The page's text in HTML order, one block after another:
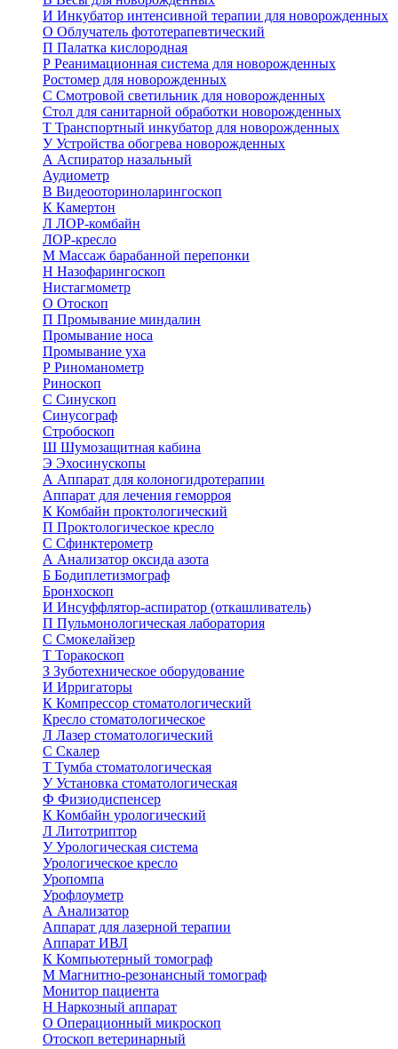
И Инкубатор интенсивной терапии для новорожденных
О Облучатель фототерапевтический
П Палатка кислородная
Р Реанимационная система для новорожденных
Ростомер для новорожденных
С Смотровой светильник для новорожденных
Стол для санитарной обработки новорожденных
Т Транспортный инкубатор для новорожденных
УУстройства обогрева новорожденных
А Аспиратор назальный
Аудиометр
В Видеооториноларингоскоп
К Камертон
Л ЛОР-комбайн
ЛОР-кресло
М Массаж барабанной перепонки
Н Назофарингоскоп
Нистагмометр
О Отоскоп
П Промывание миндалин
Промывание носа
Промывание уха
Р Риноманометр
Риноскоп
С Синускоп
Синусограф
Стробоскоп
Ш Шумозащитная кабина
Э Эхосинускопы
А Аппарат для колоногидротерапии
Аппарат для лечения геморроя
К Комбайн проктологический
П Проктологическое кресло
С Сфинктерометр
А Анализатор оксида азота
Б Бодиплетизмограф
Бронхоскоп
И Инсуффлятор-аспиратор (откашливатель)
П Пульмонологическая лаборатория
С Смокелайзер
Т Торакоскоп
З Зуботехническое оборудование
И Ирригаторы
К Компрессор стоматологический
Кресло стоматологическое
Л Лазер стоматологический
С Скалер
Т Тумба стоматологическая
УУстановка стоматологическая
Ф Физиодиспенсер
К Комбайн урологический
Л Литотриптор
УУрологическая система
Урологическое кресло
Уропомпа
Урофлоуметр
А Анализатор
Аппарат для лазерной терапии
Аппарат ИВЛ
К Компьютерный томограф
М Магнитно-резонансный томограф
Монитор пациента
Н Наркозный аппарат
О Операционный микроскоп
Отоскоп ветеринарный